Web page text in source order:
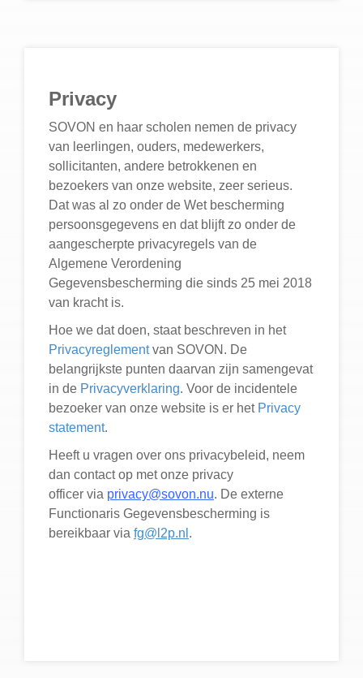
Privacy
SOVON en haar scholen nemen de privacy
van leerlingen, ouders, medewerkers,
sollicitanten, andere betrokkenen en
bezoekers van onze website, zeer serieus.
Dat was al zo onder de Wet bescherming
persoonsgegevens en dat blijft zo onder de
aangescherpte privacyregels van de
Algemene Verordening
Gegevensbescherming die sinds 25 mei 2018
van kracht is.
Hoe we dat doen, staat beschreven in het
Privacyreglementvan SOVON. De
belangrijkste punten daarvan zijn samengevat
in de Privacyverklaring. Voor de incidentele
bezoeker van onze website is er het Privacy
statement.
Heeft u vragen over ons privacybeleid, neem
dan contact op met onze privacy
officer via privacy@sovon.nu. De externe
Functionaris Gegevensbescherming is
bereikbaar via fg@l2p.nl .